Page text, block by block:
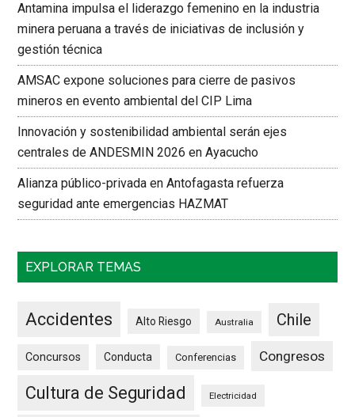
Antamina impulsa el liderazgo femenino en la industria
minera peruana a través de iniciativas de inclusión y
gestión técnica
AMSAC expone soluciones para cierre de pasivos
mineros en evento ambiental del CIP Lima
Innovación y sostenibilidad ambiental serán ejes
centrales de ANDESMIN 2026 en Ayacucho
Alianza público-privada en Antofagasta refuerza
seguridad ante emergencias HAZMAT
EXPLORAR TEMAS
Accidentes Alto Riesgo Australia Chile
Concursos Conducta Conferencias Congresos
Cultura de Seguridad Electricidad